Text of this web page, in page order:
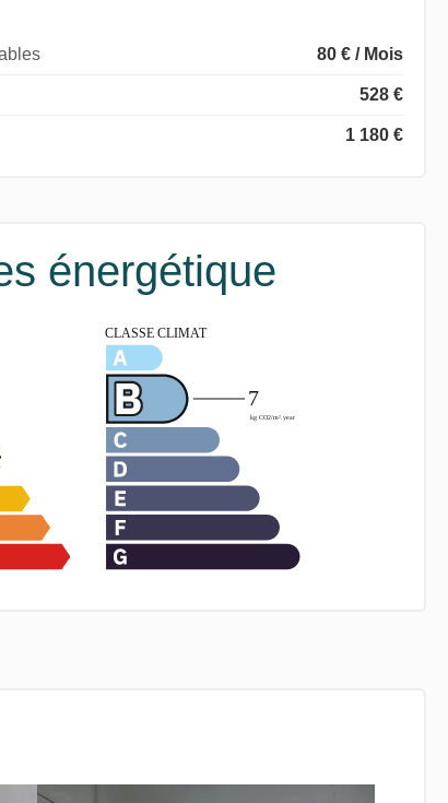
80 € / Mois
528 €
1 180 €
énergétique